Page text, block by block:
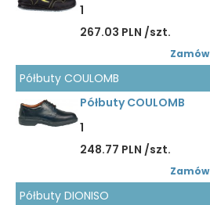
1
267.03 PLN /szt.
Zamów
Półbuty COULOMB
Półbuty COULOMB
1
248.77 PLN /szt.
Zamów
Półbuty DIONISO